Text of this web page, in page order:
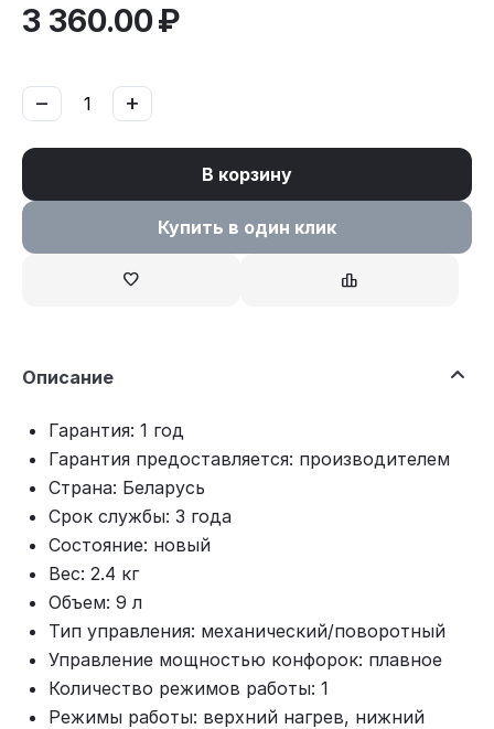
3 360.00₽
+
−
В корзину
Купить в один клик
Описание
Гарантия: 1 год
Гарантия предоставляется: производителем
Страна: Беларусь
Срок службы: 3 года
Состояние: новый
Вес: 2.4 кг
Объем: 9 л
Тип управления: механический/поворотный
Управление мощностью конфорок: плавное
Количество режимов работы: 1
Режимы работы: верхний нагрев, нижний